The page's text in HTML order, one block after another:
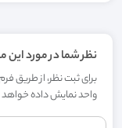
نظر شما در مورد
برای ثبت نظر، از طریق
واحد نمایش داده